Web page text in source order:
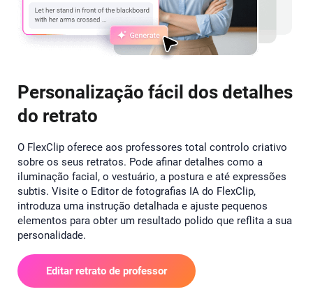
Personalização fácil dos detalhes
do retrato
O FlexClip oferece aos professores total controlo criativo
sobre os seus retratos. Pode afinar detalhes como a
iluminação facial, o vestuário, a postura e até expressões
subtis. Visite o Editor de fotografias IA do FlexClip,
introduza uma instrução detalhada e ajuste pequenos
elementos para obter um resultado polido que reflita a sua
personalidade.
Editar retrato de professor